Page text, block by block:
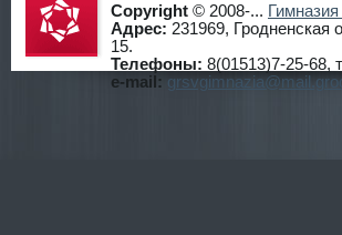
Гимнази
Copyright © 2008-...
Адрес: 231969, Гродненская
15.
Телефоны: 8(01513)7-25-68,
e-mail: